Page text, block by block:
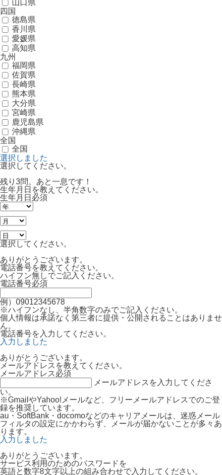
山口県
四国
徳島県
香川県
愛媛県
高知県
九州
福岡県
佐賀県
長崎県
熊本県
大分県
宮崎県
鹿児島県
沖縄県
全国
全国
選択しました
選択してください。
残り3問。あと一息です！
生年月日を教えてください。
生年月日 必須
選択してください。
ありがとうございます。
電話番号を教えてください。
ハイフン無しでご記入ください。
電話番号必須
例）09012345678
※ハイフンなし、半角数字のみでご記入ください。
個人情報は承諾なく第三者に提供・公開されることはありませ
ん。
電話番号を入力してください。
入力しました
ありがとうございます。
メールアドレスを教えてください。
メールアドレス必須
メールアドレスを入力してくださ
い。
※GmailやYahoo!メールなど、フリーメールアドレスでのご登
録を推奨しています。
au・SoftBank・docomoなどのキャリアメールは、迷惑メール
フィルタの設定にかかわらず、メールが届かないことが多々あ
ります。
入力しました
ありがとうございます。
サービス利用のためのパスワードを
英語と数字8文字以上の組み合わせで入力してください。